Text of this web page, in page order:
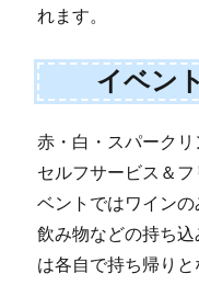
れます。
イベン
赤・白・スパークリ
セルフサービス＆
ベントではワインの
飲み物などの持ち
は各自で持ち帰りと